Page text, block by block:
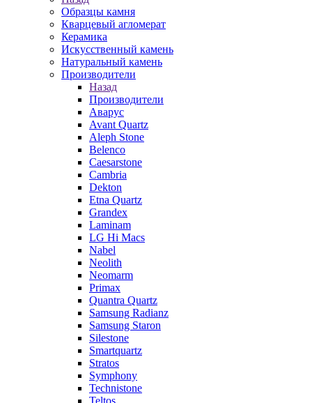
Образцы камня
Кварцевый агломерат
Керамика
Искусственный камень
Натуральный камень
Производители
Назад
Производители
Аварус
Avant Quartz
Aleph Stone
Belenco
Caesarstone
Cambria
Dekton
Etna Quartz
Grandex
Laminam
LG Hi Macs
Nabel
Neolith
Neomarm
Primax
Quantra Quartz
Samsung Radianz
Samsung Staron
Silestone
Smartquartz
Stratos
Symphony
Technistone
Teltos